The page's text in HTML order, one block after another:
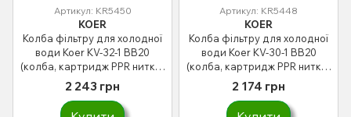
Артикул: KR5450
KOER
Колба фільтру для холодної
води Koer KV-32-1 ВВ20
(колба, картридж PPR нитка)
8 атмосфер 1" (KR5450)
2 243 грн
Артикул: KR5448
KOER
Колба фільтру для холодної
води Koer KV-30-1 ВВ20
(колба, картридж PPR нитка)
8 атмосфер 1" (KR5448)
2 174 грн